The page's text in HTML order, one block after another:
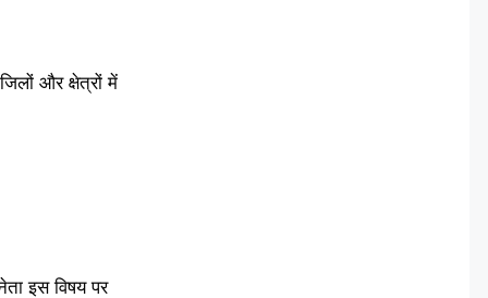
और क्षेत्रों में
इस विषय पर